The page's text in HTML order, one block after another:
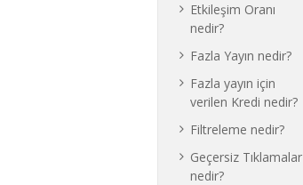
Etkileşim Oranı
nedir?
Fazla Yayın nedir?
Fazla yayın için
verilen Kredi nedir?
Filtreleme nedir?
Geçersiz Tıklamalar
nedir?